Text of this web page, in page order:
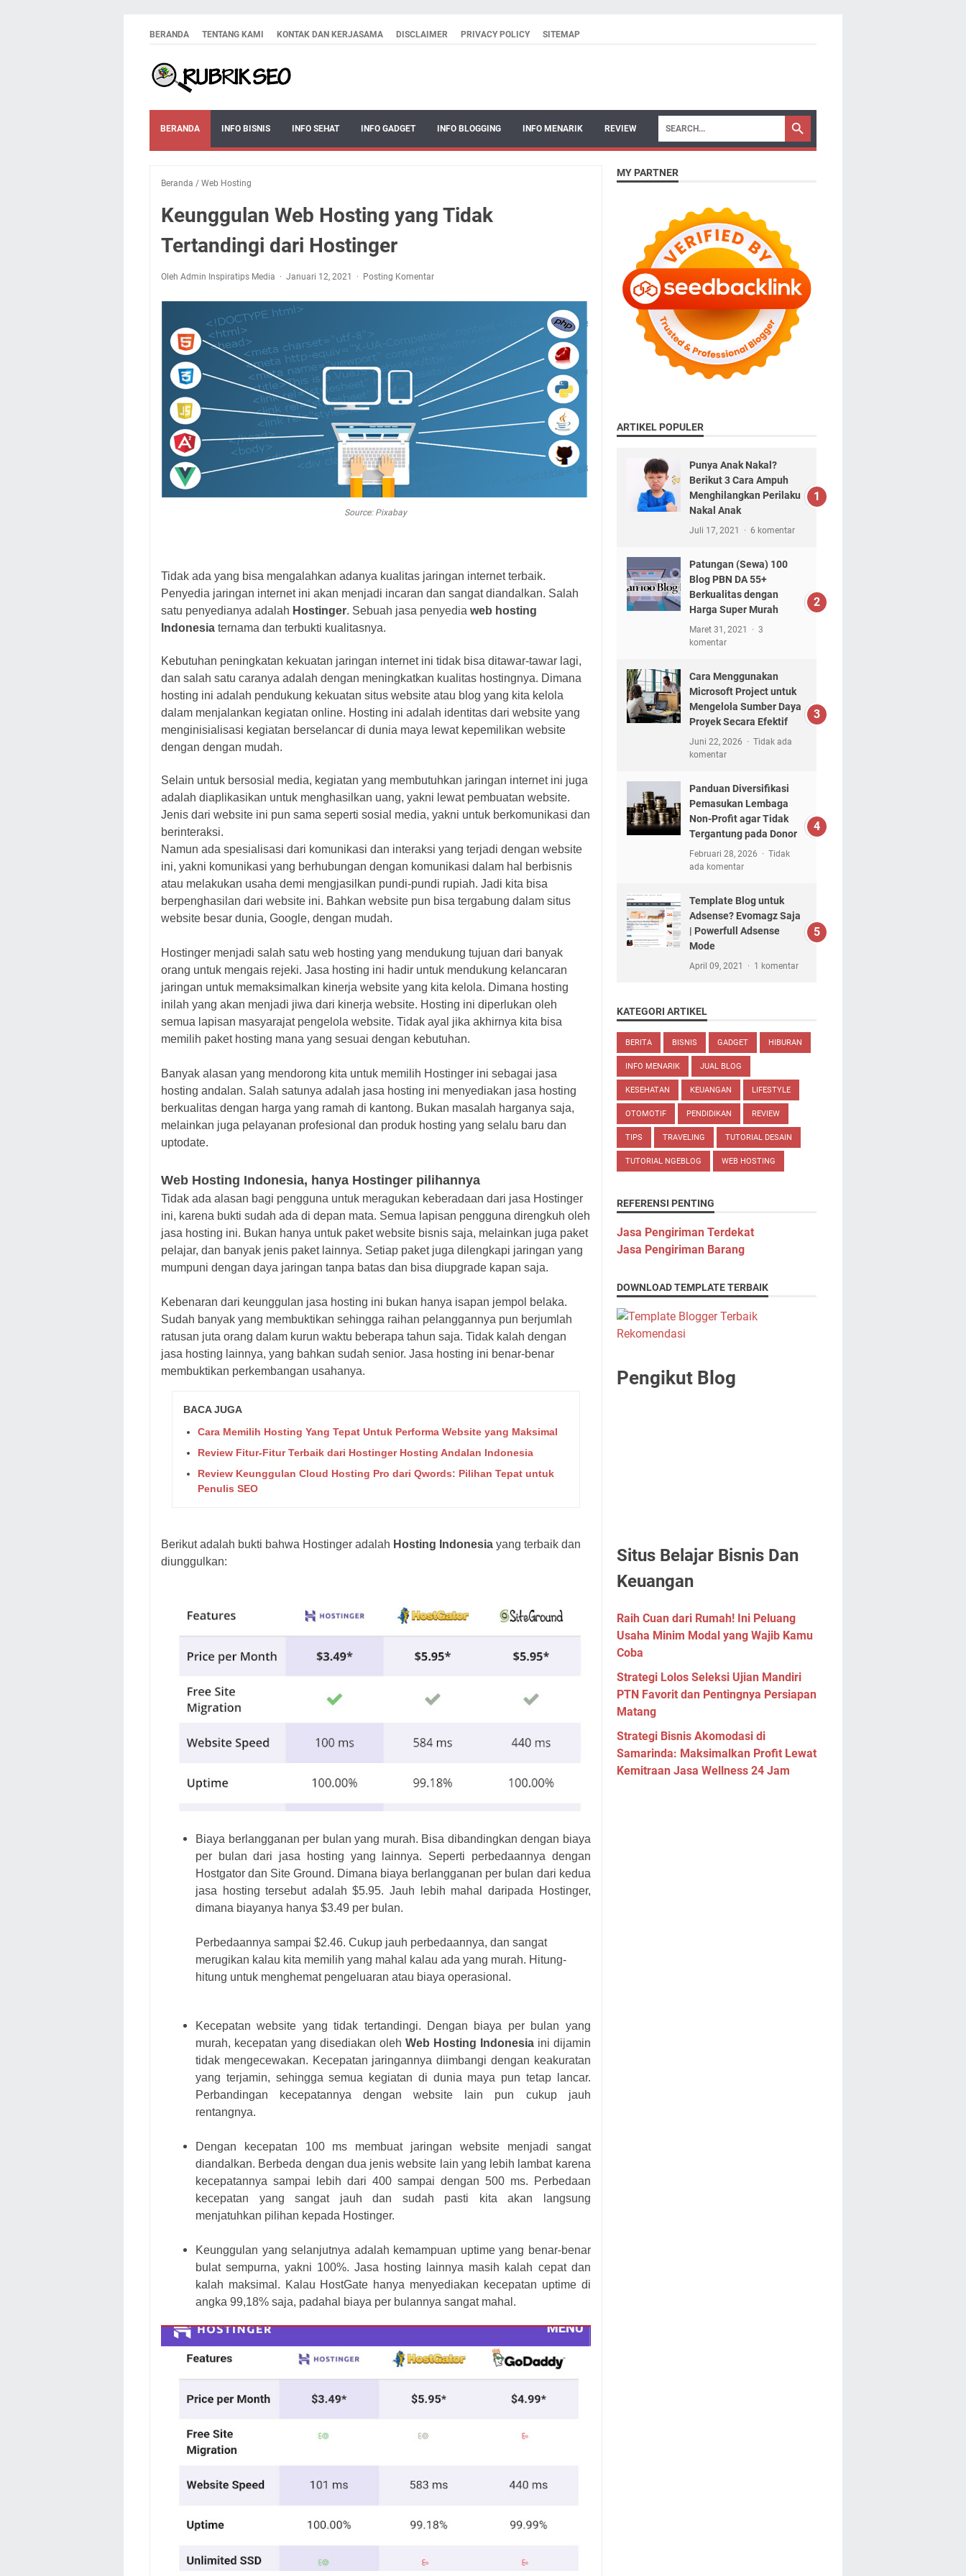
BERANDA TENTANG KAMI KONTAK DAN KERJASAMA DISCLAIMER PRIVACY POLICY SITEMAP
BERANDA INFO BISNIS INFO SEHAT INFO GADGET INFO BLOGGING INFO MENARIK REVIEW
Beranda / Web Hosting
Keunggulan Web Hosting yang Tidak
Tertandingi dari Hostinger
Oleh Admin Inspiratips Media Januari 12, 2021 Posting Komentar
Source: Pixabay
Tidak ada yang bisa mengalahkan adanya kualitas jaringan internet terbaik.
Penyedia jaringan internet ini akan menjadi incaran dan sangat diandalkan. Salah
satu penyedianya adalah Hostinger. Sebuah jasa penyedia web hosting
Indonesia ternama dan terbukti kualitasnya.
Kebutuhan peningkatan kekuatan jaringan internet ini tidak bisa ditawar-tawar lagi,
dan salah satu caranya adalah dengan meningkatkan kualitas hostingnya. Dimana
hosting ini adalah pendukung kekuatan situs website atau blog yang kita kelola
dalam menjalankan kegiatan online. Hosting ini adalah identitas dari website yang
menginisialisasi kegiatan berselancar di dunia maya lewat kepemilikan website
dengan dengan mudah.
Selain untuk bersosial media, kegiatan yang membutuhkan jaringan internet ini juga
adalah diaplikasikan untuk menghasilkan uang, yakni lewat pembuatan website.
Jenis dari website ini pun sama seperti sosial media, yakni untuk berkomunikasi dan
berinteraksi.
Namun ada spesialisasi dari komunikasi dan interaksi yang terjadi dengan website
ini, yakni komunikasi yang berhubungan dengan komunikasi dalam hal berbisnis
atau melakukan usaha demi mengjasilkan pundi-pundi rupiah. Jadi kita bisa
berpenghasilan dari website ini. Bahkan website pun bisa tergabung dalam situs
website besar dunia, Google, dengan mudah.
Hostinger menjadi salah satu web hosting yang mendukung tujuan dari banyak
orang untuk mengais rejeki. Jasa hosting ini hadir untuk mendukung kelancaran
jaringan untuk memaksimalkan kinerja website yang kita kelola. Dimana hosting
inilah yang akan menjadi jiwa dari kinerja website. Hosting ini diperlukan oleh
semua lapisan masyarajat pengelola website. Tidak ayal jika akhirnya kita bisa
memilih paket hosting mana yang sesuai dengan kebutuhan.
Banyak alasan yang mendorong kita untuk memilih Hostinger ini sebagai jasa
hosting andalan. Salah satunya adalah jasa hosting ini menyediakan jasa hosting
berkualitas dengan harga yang ramah di kantong. Bukan masalah harganya saja,
melainkan juga pelayanan profesional dan produk hosting yang selalu baru dan
uptodate.
Web Hosting Indonesia, hanya Hostinger pilihannya
Tidak ada alasan bagi pengguna untuk meragukan keberadaan dari jasa Hostinger
ini, karena bukti sudah ada di depan mata. Semua lapisan pengguna direngkuh oleh
jasa hosting ini. Bukan hanya untuk paket website bisnis saja, melainkan juga paket
pelajar, dan banyak jenis paket lainnya. Setiap paket juga dilengkapi jaringan yang
mumpuni dengan daya jaringan tanpa batas dan bisa diupgrade kapan saja.
Kebenaran dari keunggulan jasa hosting ini bukan hanya isapan jempol belaka.
Sudah banyak yang membuktikan sehingga raihan pelanggannya pun berjumlah
ratusan juta orang dalam kurun waktu beberapa tahun saja. Tidak kalah dengan
jasa hosting lainnya, yang bahkan sudah senior. Jasa hosting ini benar-benar
membuktikan perkembangan usahanya.
BACA JUGA
Cara Memilih Hosting Yang Tepat Untuk Performa Website yang Maksimal
Review Fitur-Fitur Terbaik dari Hostinger Hosting Andalan Indonesia
Review Keunggulan Cloud Hosting Pro dari Qwords: Pilihan Tepat untuk
Penulis SEO
Berikut adalah bukti bahwa Hostinger adalah Hosting Indonesia yang terbaik dan
diunggulkan:
Biaya berlangganan per bulan yang murah. Bisa dibandingkan dengan biaya
per bulan dari jasa hosting yang lainnya. Seperti perbedaannya dengan
Hostgator dan Site Ground. Dimana biaya berlangganan per bulan dari kedua
jasa hosting tersebut adalah $5.95. Jauh lebih mahal daripada Hostinger,
dimana biayanya hanya $3.49 per bulan.
Perbedaannya sampai $2.46. Cukup jauh perbedaannya, dan sangat
merugikan kalau kita memilih yang mahal kalau ada yang murah. Hitung-
hitung untuk menghemat pengeluaran atau biaya operasional.
Kecepatan website yang tidak tertandingi. Dengan biaya per bulan yang
murah, kecepatan yang disediakan oleh Web Hosting Indonesiaini dijamin
tidak mengecewakan. Kecepatan jaringannya diimbangi dengan keakuratan
yang terjamin, sehingga semua kegiatan di dunia maya pun tetap lancar.
Perbandingan kecepatannya dengan website lain pun cukup jauh
rentangnya.
Dengan kecepatan 100 ms membuat jaringan website menjadi sangat
diandalkan. Berbeda dengan dua jenis website lain yang lebih lambat karena
kecepatannya sampai lebih dari 400 sampai dengan 500 ms. Perbedaan
kecepatan yang sangat jauh dan sudah pasti kita akan langsung
menjatuhkan pilihan kepada Hostinger.
Keunggulan yang selanjutnya adalah kemampuan uptime yang benar-benar
bulat sempurna, yakni 100%. Jasa hosting lainnya masih kalah cepat dan
kalah maksimal. Kalau HostGate hanya menyediakan kecepatan uptime di
angka 99,18% saja, padahal biaya per bulannya sangat mahal.
MY PARTNER
ARTIKEL POPULER
Punya Anak Nakal?
Berikut 3 Cara Ampuh
Menghilangkan Perilaku
Nakal Anak
Juli 17, 2021 6 komentar
Patungan (Sewa) 100
Blog PBN DA 55+
Berkualitas dengan
Harga Super Murah
Maret 31, 2021
3
komentar
Cara Menggunakan
Microsoft Project untuk
Mengelola Sumber Daya
Proyek Secara Efektif
Juni 22, 2026
Tidak ada
komentar
Panduan Diversifikasi
Pemasukan Lembaga
Non-Profit agar Tidak
Tergantung pada Donor
Februari 28, 2026
Tidak
ada komentar
Template Blog untuk
Adsense? Evomagz Saja
| Powerfull Adsense
Mode
April 09, 2021 1 komentar
KATEGORI ARTIKEL
BERITA BISNIS GADGET HIBURAN
INFO MENARIK JUAL BLOG
KESEHATAN KEUANGAN LIFESTYLE
OTOMOTIF PENDIDIKAN REVIEW
TIPS TRAVELING TUTORIAL DESAIN
TUTORIAL NGEBLOG WEB HOSTING
REFERENSI PENTING
Jasa Pengiriman Terdekat
Jasa Pengiriman Barang
DOWNLOAD TEMPLATE TERBAIK
Pengikut Blog
Situs Belajar Bisnis Dan
Keuangan
Raih Cuan dari Rumah! Ini Peluang
Usaha Minim Modal yang Wajib Kamu
Coba
Strategi Lolos Seleksi Ujian Mandiri
PTN Favorit dan Pentingnya Persiapan
Matang
Strategi Bisnis Akomodasi di
Samarinda: Maksimalkan Profit Lewat
Kemitraan Jasa Wellness 24 Jam